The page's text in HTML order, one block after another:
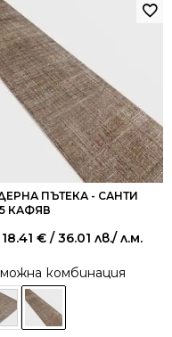
ПЪТЕКА - САНТИ
КАФЯВ
18.41 € / 36.01 лв./ л.м.
комбинация